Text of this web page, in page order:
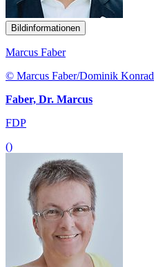
Bildinformationen
Marcus Faber
© Marcus Faber/Dominik Konrad
Faber, Dr. Marcus
FDP
()